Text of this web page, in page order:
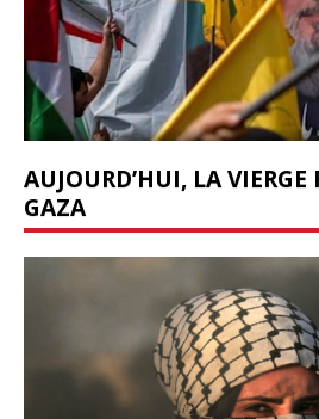
AUJOURD’HUI, LA VIERGE
GAZA